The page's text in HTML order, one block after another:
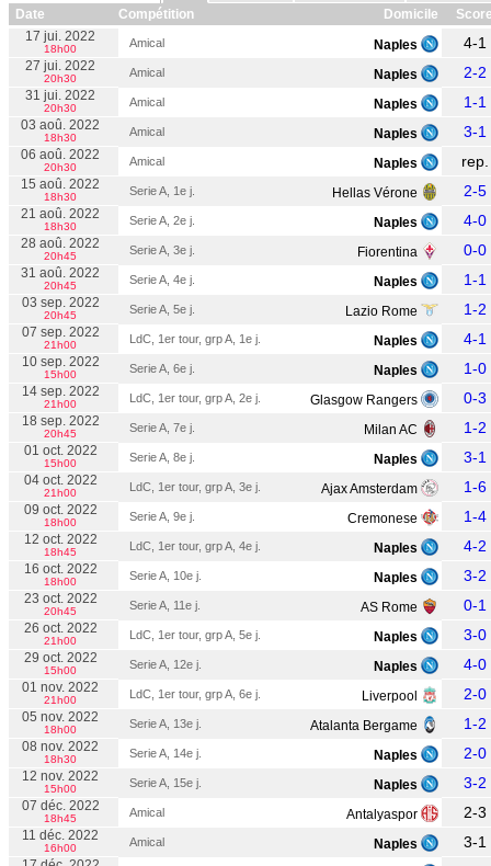
Date Compétition Domicile
17 jui. 2022
18h00 Amical Naples 4-1
27 jui. 2022
20h30 Amical Naples 2-2
31 jui. 2022
20h30 Amical Naples 1-1
03 aoû. 2022
18h30 Amical Naples 3-1
06 aoû. 2022
20h30 Amical Naples rep.
15 aoû. 2022
18h30 Serie A, 1e j. Hellas Vérone 2-5
21 aoû. 2022
18h30 Serie A, 2e j. Naples 4-0
28 aoû. 2022
20h45 Serie A, 3e j. Fiorentina 0-0
31 aoû. 2022
20h45 Serie A, 4e j. Naples 1-1
03 sep. 2022
20h45 Serie A, 5e j. Lazio Rome 1-2
07 sep. 2022
21h00 LdC, 1er tour, grp A, 1e j. Naples 4-1
10 sep. 2022
15h00 Serie A, 6e j. Naples 1-0
14 sep. 2022
21h00 LdC, 1er tour, grp A, 2e j. Glasgow Rangers 0-3
18 sep. 2022
20h45 Serie A, 7e j. Milan AC 1-2
01 oct. 2022
15h00 Serie A, 8e j. Naples 3-1
04 oct. 2022
21h00 LdC, 1er tour, grp A, 3e j. Ajax Amsterdam 1-6
09 oct. 2022
18h00 Serie A, 9e j. Cremonese 1-4
12 oct. 2022
18h45 LdC, 1er tour, grp A, 4e j. Naples 4-2
16 oct. 2022
18h00 Serie A, 10e j. Naples 3-2
23 oct. 2022
20h45 Serie A, 11e j. AS Rome 0-1
26 oct. 2022
21h00 LdC, 1er tour, grp A, 5e j. Naples 3-0
29 oct. 2022
15h00 Serie A, 12e j. Naples 4-0
01 nov. 2022
21h00 LdC, 1er tour, grp A, 6e j. Liverpool 2-0
05 nov. 2022
18h00 Serie A, 13e j. Atalanta Bergame 1-2
08 nov. 2022
18h30 Serie A, 14e j. Naples 2-0
12 nov. 2022
15h00 Serie A, 15e j. Naples 3-2
07 déc. 2022
18h45 Amical Antalyaspor 2-3
11 déc. 2022
16h00 Amical Naples 3-1